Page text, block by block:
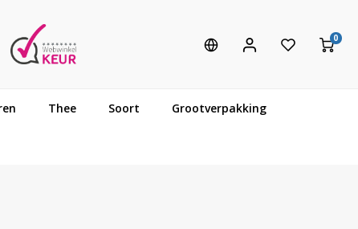
0
Thee Soort Grootverpakking